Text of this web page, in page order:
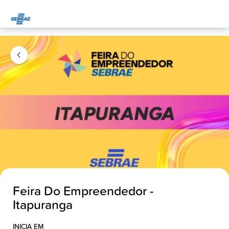
Feira Do Empreendedor -
Itapuranga
INICIA EM